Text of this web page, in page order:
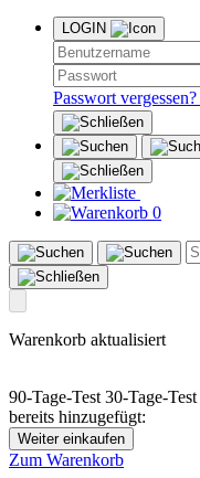
LOGIN
Passwort vergessen?
0
Warenkorb aktualisiert
90-Tage-Test 30-Tage-Test
bereits hinzugefügt:
Weiter einkaufen
Zum Warenkorb